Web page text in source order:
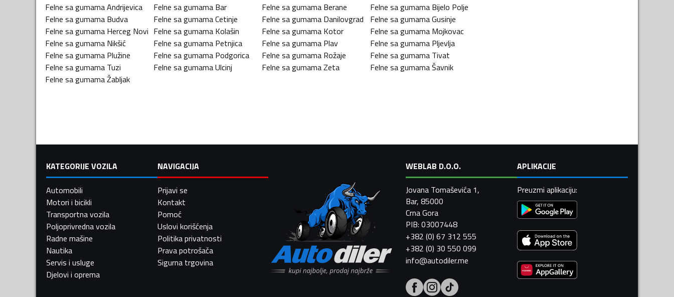
Felne sa gumamaAndrijevica Felne sa gumama Bar Felne sa gumama Berane Felne sa gumama Bijelo Polje
Felne sa gumama Budva Felne sa gumamaCetinje Felne sa gumama Danilovgrad Felne sa gumamaGusinje
Felne sa gumama Herceg Novi Felne sa gumama Kolašin Felne sa gumama Kotor Felne sa gumama Mojkovac
Felne sa gumama Nikšić Felne sa gumama Petnjica Felne sa gumama Plav Felne sa gumama Pljevlja
Felne sa gumama Plužine Felne sa gumama Podgorica Felne sa gumama Rožaje Felne sa gumama Tivat
Felne sa gumama Tuzi Felne sa gumamaUlcinj Felne sa gumamaZeta Felne sa gumamaŠavnik
Felne sa gumamaŽabljak
KATEGORIJE VOZILA
Automobili
Motori i bicikli
Transportna vozila
Poljoprivredna vozila
Radne mašine
Nautika
Servis i usluge
Djelovi i oprema
NAVIGACIJA
Prijavi se
Kontakt
Pomoć
Uslovi korišćenja
Politika privatnosti
Prava potrošača
Sigurna trgovina
WEBLAB D.O.O.
Jovana Tomaševića 1,
Bar, 85000
Crna Gora
PIB: 03007448
+382 (0) 67 312 555
+382 (0) 30 550 099
info@autodiler.me
APLIKACIJE
Preuzmi aplikaciju: